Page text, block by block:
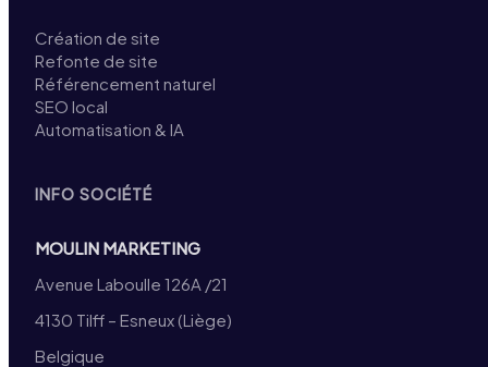
Création de site
Refonte de site
Référencement naturel
SEO local
Automatisation & IA
INFO SOCIÉTÉ
MOULIN MARKETING
Avenue Laboulle 126A /21
4130 Tilff – Esneux (Liège)
Belgique